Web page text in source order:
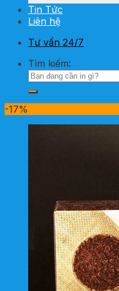
Tin Tức
Liên hệ
Tư vấn 24/7
Tìm kiếm:
-17%